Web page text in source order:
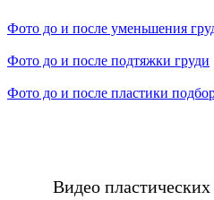
Фото до и после уменьшения
Фото до и после подтяжки груди
Фото до и после пластики
Видео